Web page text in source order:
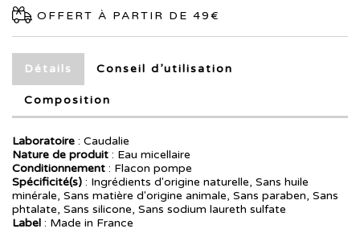
OFFERT À PARTIR DE 49€
Détails Conseil d’utilisation
Composition
Laboratoire : Caudalie
Nature de produit : Eau micellaire
Conditionnement : Flacon pompe
Spécificité(s) : Ingrédients d'origine naturelle, Sans huile
minérale, Sans matière d'origine animale, Sans paraben, Sans
phtalate, Sans silicone, Sans sodium laureth sulfate
Label : Made in France